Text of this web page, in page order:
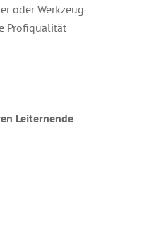
oder Werkzeug
Profiqualität
Leiternende